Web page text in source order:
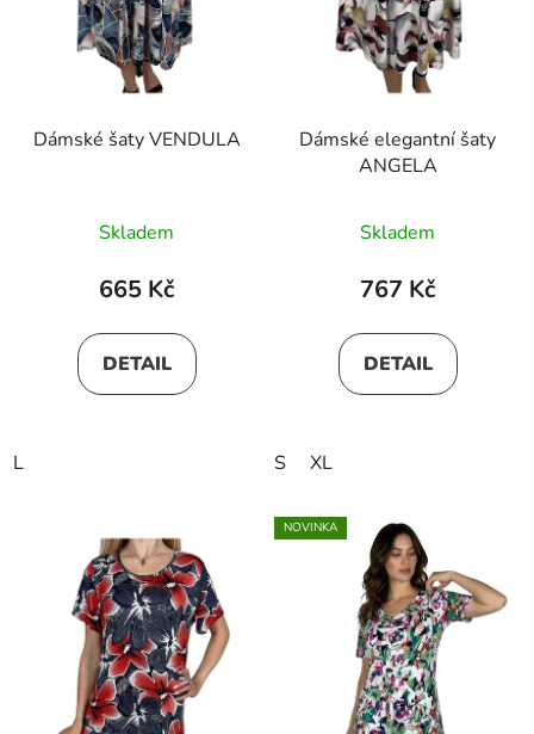
Dámské šaty VENDULA
Skladem
665 Kč
DETAIL
L
Dámské elegantní šaty
ANGELA
Skladem
767 Kč
DETAIL
S XL
NOVINKA